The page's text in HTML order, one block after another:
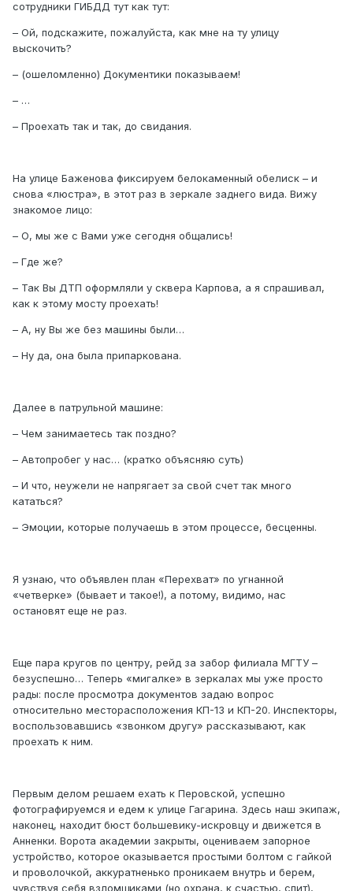
сотрудники ГИБДД тут как тут:
– Ой, подскажите, пожалуйста, как мне на ту улицу
выскочить?
– (ошеломленно) Документики показываем!
– …
– Проехать так и так, до свидания.
На улице Баженова фиксируем белокаменный обелиск – и
снова «люстра», в этот раз в зеркале заднего вида. Вижу
знакомое лицо:
– О, мы же с Вами уже сегодня общались!
– Где же?
– Так Вы ДТП оформляли у сквера Карпова, а я спрашивал,
как к этому мосту проехать!
– А, ну Вы же без машины были…
– Ну да, она была припаркована.
Далее в патрульной машине:
– Чем занимаетесь так поздно?
– Автопробег у нас… (кратко объясняю суть)
– И что, неужели не напрягает за свой счет так много
кататься?
– Эмоции, которые получаешь в этом процессе, бесценны.
Я узнаю, что объявлен план «Перехват» по угнанной
«четверке» (бывает и такое!), а потому, видимо, нас
остановят еще не раз.
Еще пара кругов по центру, рейд за забор филиала МГТУ –
безуспешно… Теперь «мигалке» в зеркалах мы уже просто
рады: после просмотра документов задаю вопрос
относительно месторасположения КП-13 и КП-20. Инспекторы,
воспользовавшись «звонком другу» рассказывают, как
проехать к ним.
Первым делом решаем ехать к Перовской, успешно
фотографируемся и едем к улице Гагарина. Здесь наш экипаж,
наконец, находит бюст большевику-искровцу и движется в
Анненки. Ворота академии закрыты, оцениваем запорное
устройство, которое оказывается простыми болтом с гайкой
и проволочкой, аккуратненько проникаем внутрь и берем,
чувствуя себя взломщиками (но охрана, к счастью, спит),